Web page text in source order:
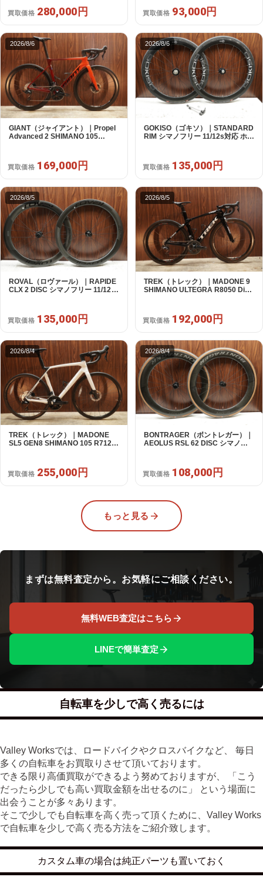
買取価格 280,000円 買取価格 93,000円
2026/8/6
GIANT（ジャイアント）｜Propel
Advanced 2 SHIMANO 105
買取価格 169,000円
2026/8/6
GOKISO（ゴキソ）｜STANDARD
RIM シマノフリー 11/12s対応 ホイ
買取価格 135,000円
2026/8/5
ROVAL（ロヴァール）｜RAPIDE
CLX 2 DISC シマノフリー 11/12s
買取価格 135,000円
2026/8/5
TREK（トレック）｜MADONE 9
SHIMANO ULTEGRA R8050 Di2
買取価格 192,000円
2026/8/4
TREK（トレック）｜MADONE
SL5 GEN8 SHIMANO 105 R7120
買取価格 255,000円
2026/8/4
BONTRAGER（ボントレガー）｜
AEOLUS RSL 62 DISC シマノフ
買取価格 108,000円
もっと見る
まずは無料査定から。お気軽にご相談ください。
無料WEB査定はこちら
LINEで簡単査定
自転車を少しで高く売るには
Valley Worksでは、ロードバイクやクロスバイクなど、 毎日
多くの自転車をお買取りさせて頂いております。
できる限り高価買取ができるよう努めておりますが、 「こう
だったら少しでも高い買取金額を出せるのに」 という場面に
出会うことが多々あります。
そこで少しでも自転車を高く売って頂くために、Valley Works
で自転車を少しで高く売る方法をご紹介致します。
カスタム車の場合は純正パーツも置いておく